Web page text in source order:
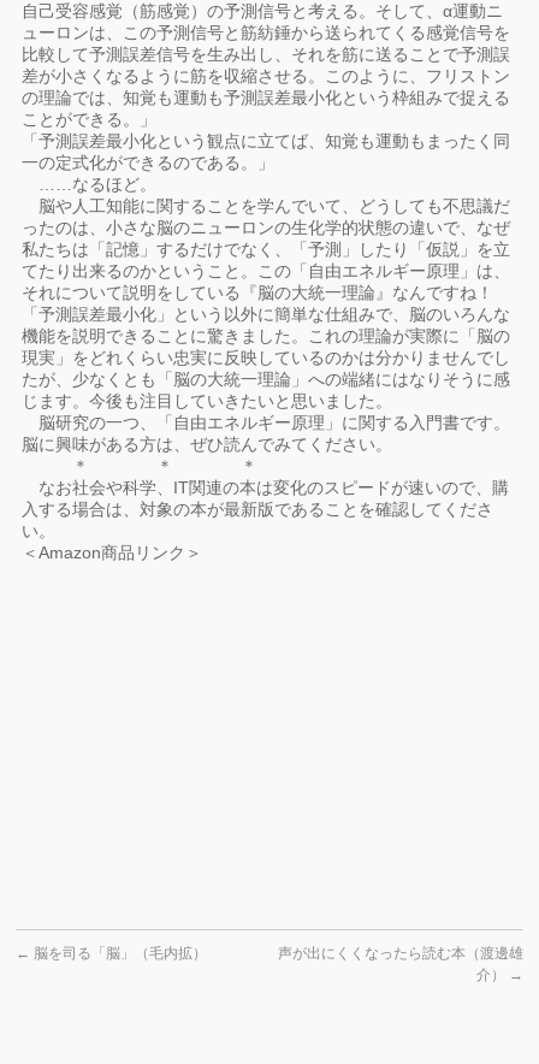
自己受容感覚（筋感覚）の予測信号と考える。そして、α運動ニ
ューロンは、この予測信号と筋紡錘から送られてくる感覚信号を
比較して予測誤差信号を生み出し、それを筋に送ることで予測誤
差が小さくなるように筋を収縮させる。このように、フリストン
の理論では、知覚も運動も予測誤差最小化という枠組みで捉える
ことができる。」
「予測誤差最小化という観点に立てば、知覚も運動もまったく同
一の定式化ができるのである。」
……なるほど。
脳や人工知能に関することを学んでいて、どうしても不思議だ
ったのは、小さな脳のニューロンの生化学的状態の違いで、なぜ
私たちは「記憶」するだけでなく、「予測」したり「仮説」を立
てたり出来るのかということ。この「自由エネルギー原理」は、
それについて説明をしている『脳の大統一理論』なんですね！
「予測誤差最小化」という以外に簡単な仕組みで、脳のいろんな
機能を説明できることに驚きました。これの理論が実際に「脳の
現実」をどれくらい忠実に反映しているのかは分かりませんでし
たが、少なくとも「脳の大統一理論」への端緒にはなりそうに感
じます。今後も注目していきたいと思いました。
脳研究の一つ、「自由エネルギー原理」に関する入門書です。
脳に興味がある方は、ぜひ読んでみてください。
＊ ＊ ＊
なお社会や科学、IT関連の本は変化のスピードが速いので、購
入する場合は、対象の本が最新版であることを確認してくださ
い。
＜Amazon商品リンク＞
← 脳を司る「脳」（毛内拡）
声が出にくくなったら読む本（渡邊雄
介）
→